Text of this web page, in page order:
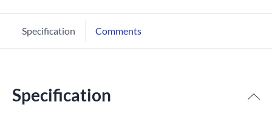
Specification Comments
Specification